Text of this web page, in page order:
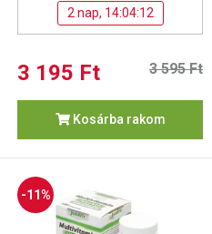
2 nap, 14:04:11
3 195 Ft 3 595 Ft
Kosárba rakom
-11%